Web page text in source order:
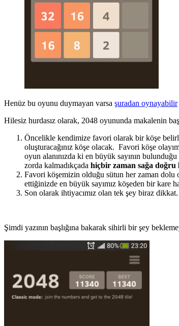
Henüz bu oyunu duymayan varsa şuradan oynayabilir
Hilesiz hurdasız olarak, 2048 oyununda makalenin
Öncelikle kendimize favori olarak bir köşe
oluşturacağınız köşe olacak. Favori köşe
oyun alanınızda ki en büyük sayının
zorda kalmadıkçada hiçbir zaman sağa doğru
Favori köşemizin olduğu sütun her zaman dolu
ettiğinizde en büyük sayımız köşeden bir kare
Son olarak ihtiyacımız olan tek şey biraz dikkat.
Şimdi yazının başlığına bakarak sihirli bir şey